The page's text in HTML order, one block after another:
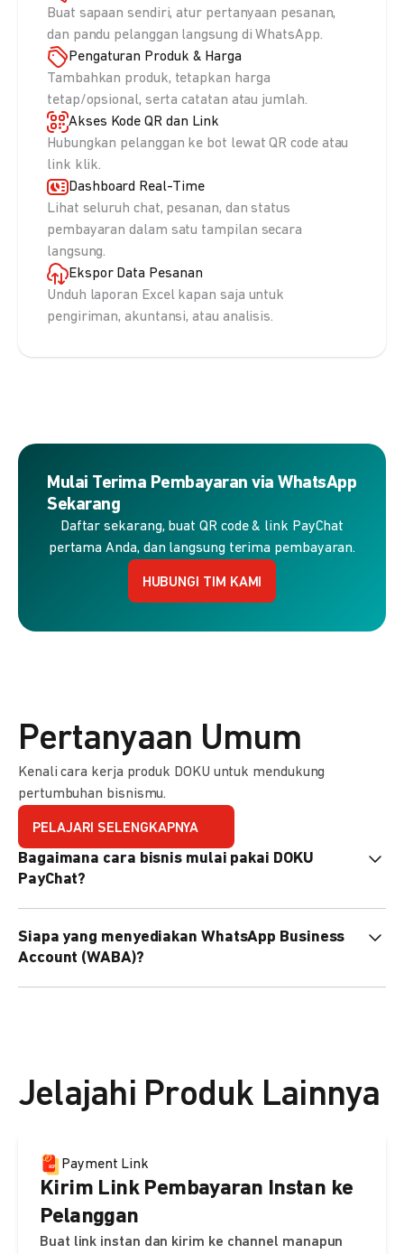
Buat sapaan sendiri, atur pertanyaan pesanan,
dan pandu pelanggan langsung di WhatsApp.
Pengaturan Produk & Harga
Tambahkan produk, tetapkan harga
tetap/opsional, serta catatan atau jumlah.
Akses Kode QR dan Link
Hubungkan pelanggan ke bot lewat QR code atau
link klik.
Dashboard Real-Time
Lihat seluruh chat, pesanan, dan status
pembayaran dalam satu tampilan secara
langsung.
Ekspor Data Pesanan
Unduh laporan Excel kapan saja untuk
pengiriman, akuntansi, atau analisis.
Mulai Terima Pembayaran via WhatsApp
Sekarang
Daftar sekarang, buat QR code & link PayChat
pertama Anda, dan langsung terima pembayaran.
HUBUNGI TIM KAMI
Pertanyaan Umum
Kenali cara kerja produk DOKU untuk mendukung
pertumbuhan bisnismu.
PELAJARI SELENGKAPNYA
Bagaimana cara bisnis mulai pakai DOKU
PayChat?
nanti tim kami bantu setup. Bisa juga pakai nomor
WhatsApp bisnis yang sudah dimiliki sendiri, atau dari
DOKU yang buatkan WhatsApp Bisnis terverifikasi juga
Siapa yang menyediakan WhatsApp Business
Account (WABA)?
Jelajahi Produk Lainnya
Payment Link
Kirim Link Pembayaran Instan ke
Pelanggan
Buat link instan dan kirim ke channel manapun